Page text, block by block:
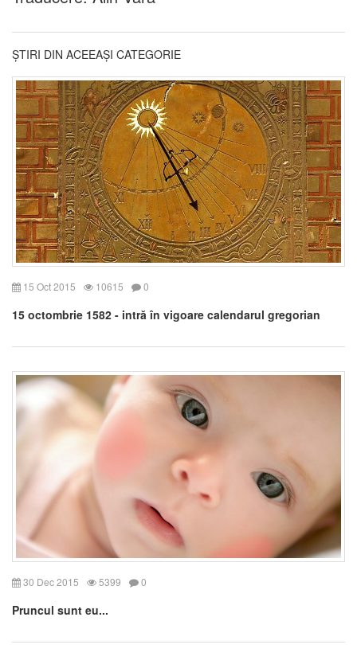
ȘTIRI DIN ACEEAȘI CATEGORIE
15 Oct 2015 10615 0
15 octombrie 1582 - intră în vigoare calendarul gregorian
30 Dec 2015 5399 0
Pruncul sunt eu...